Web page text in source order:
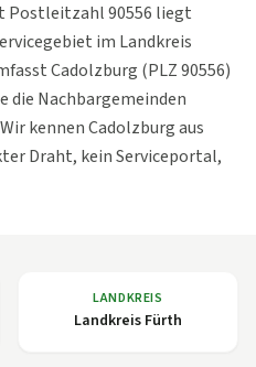
Postleitzahl 90556 liegt
im Landkreis
Cadolzburg (PLZ 90556)
die Nachbargemeinden
kennen Cadolzburg aus
Draht, kein Serviceportal,
LANDKREIS
Landkreis Fürth